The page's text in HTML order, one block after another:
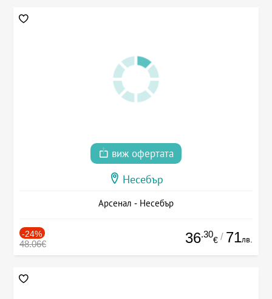
виж офертата
Несебър
Арсенал - Несебър
-24%
48.06€ 36.30
€ / 71лв.